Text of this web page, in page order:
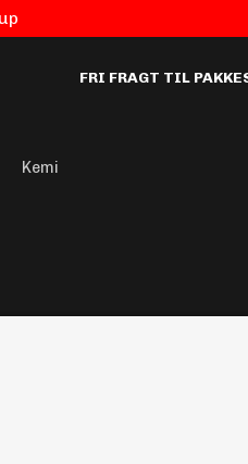
FRI FRAGT TIL
Kemi